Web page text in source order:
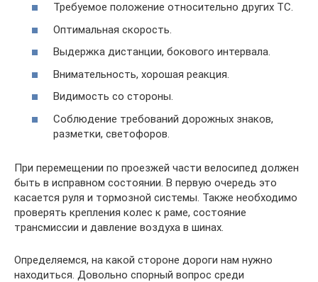
Требуемое положение относительно других ТС.
Оптимальная скорость.
Выдержка дистанции, бокового интервала.
Внимательность, хорошая реакция.
Видимость со стороны.
Соблюдение требований дорожных знаков,
разметки, светофоров.
При перемещении по проезжей части велосипед должен
быть в исправном состоянии. В первую очередь это
касается руля и тормозной системы. Также необходимо
проверять крепления колес к раме, состояние
трансмиссии и давление воздуха в шинах.
Определяемся, на какой стороне дороги нам нужно
находиться. Довольно спорный вопрос среди